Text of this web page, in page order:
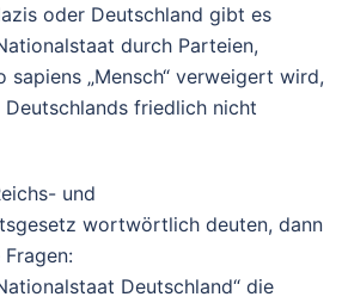
oder Deutschland gibt es
durch Parteien,
sapiens „Mensch“ verweigert wird,
friedlich nicht
und
wortwörtlich deuten, dann
Deutschland“ die